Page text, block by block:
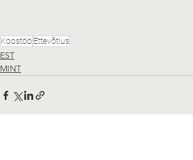
Koostöö Ettevõtlus
EST
MINT